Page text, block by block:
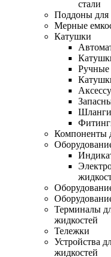
стали
Поддоны для
Мерные
Катушки
Ручные
Шланги
Компоненты
Терминалы
жидкостей
Тележки
Устройства
жидкостей